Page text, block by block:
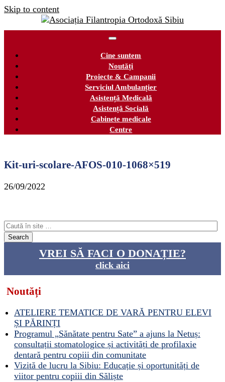
Skip to content
Cine suntem
Noutăți
Proiecte & Campanii
Serviciul Ambulanțier
Asistență Medicală
Asistență Socială
Cabinete medicale
Centre
Kit-uri-scolare-AFOS-010-1068×519
26/09/2022
VREI SĂ FACI O DONAȚIE?
click aici
Noutăți
ATELIERE TEMATICE DE VARĂ PENTRU ELEVI
ȘI PĂRINȚI
Programul „Sănătate pentru Sate” a ajuns la Netuș:
consultații stomatologice și activități de profilaxie
dentară pentru copiii din comunitate
Vizită de lucru la Sibiu: Educație și oportunități de
viitor pentru copiii din Săliște